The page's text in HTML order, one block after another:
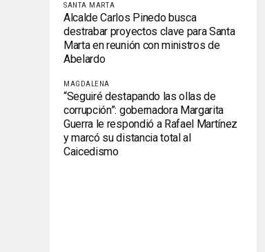
SANTA MARTA
Alcalde Carlos Pinedo busca
destrabar proyectos clave para Santa
Marta en reunión con ministros de
Abelardo
MAGDALENA
“Seguiré destapando las ollas de
corrupción”: gobernadora Margarita
Guerra le respondió a Rafael Martínez
y marcó su distancia total al
Caicedismo